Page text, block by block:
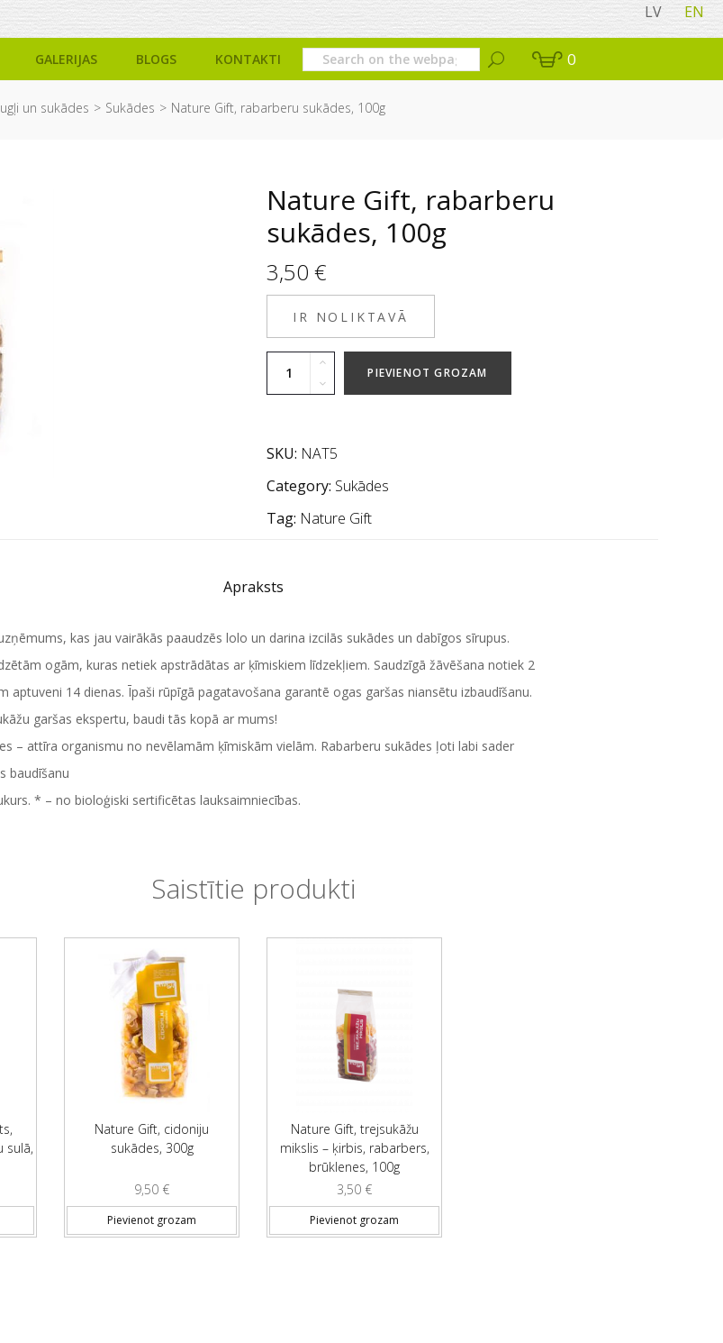
LV EN
GALERIJAS BLOGS KONTAKTI 0
un sukādes Sukādes Nature Gift, rabarberu sukādes, 100g
Nature Gift, rabarberu
sukādes, 100g
3,50 €
IR NOLIKTAVĀ
PIEVIENOT GROZAM
SKU: NAT5
Category: Sukādes
Tag: Nature Gift
Apraksts
kas jau vairākās paaudzēs lolo un darina izcilās sukādes un dabīgos sīrupus.
ogām, kuras netiek apstrādātas ar ķīmiskiem līdzekļiem. Saudzīgā žāvēšana notiek 2
aptuveni 14 dienas. Īpaši rūpīgā pagatavošana garantē ogas garšas niansētu izbaudīšanu.
garšas ekspertu, baudi tās kopā ar mums!
– attīra organismu no nevēlamām ķīmiskām vielām. Rabarberu sukādes ļoti labi sader
baudīšanu
* – no bioloģiski sertificētas lauksaimniecības.
Saistītie produkti
sulā,
Nature Gift, cidoniju
sukādes, 300g
9,50 €
Pievienot grozam
Nature Gift, trejsukāžu
mikslis – ķirbis, rabarbers,
brūklenes, 100g
3,50 €
Pievienot grozam